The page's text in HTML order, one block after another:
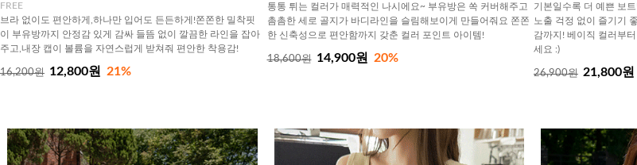
FREE
브라 없이도 편안하게,하나만 입어도 든든하게!쫀쫀한 밀착핏
이 부유방까지 안정감 있게 감싸 들뜸 없이 깔끔한 라인을 잡아
주고,내장 캡이 볼륨을 자연스럽게 받쳐줘 편안한 착용감!
16,200원 12,800원 21%
통통 튀는 컬러가 매력적인 나시에요~ 부유방은 쏙 커버해주고
촘촘한 세로 골지가 바디라인을 슬림해보이게 만들어줘요 쫀쫀
한 신축성으로 편안함까지 갖춘 컬러 포인트 아이템!
18,600원 14,900원 20%
기본일수록 더 예쁜 보
노출 걱정 없이 즐기기
감까지! 베이직 컬러부
세요 :)
26,900원 21,800원